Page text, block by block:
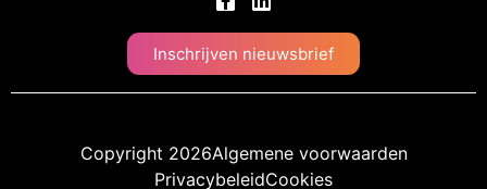
Inschrijven nieuwsbrief
Copyright 2026Algemene voorwaarden
PrivacybeleidCookies